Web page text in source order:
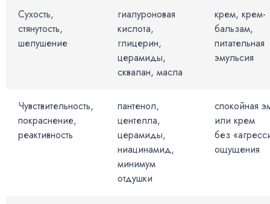
Сухость,
стянутость,
шелушение
гиалуроновая
кислота,
глицерин,
церамиды,
сквалан, масла
крем, крем-
бальзам,
питательная
эмульсия
Чувствительность,
покраснение,
реактивность
пантенол,
центелла,
церамиды,
ниацинамид,
минимум
отдушки
спокойная
или крем
без
ощущения